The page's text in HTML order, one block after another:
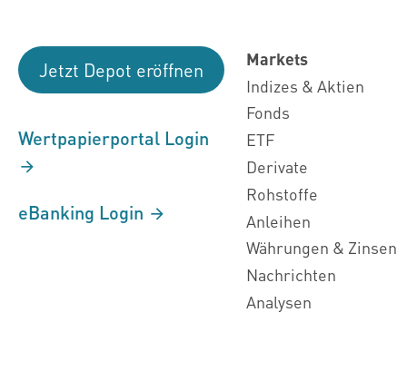
Jetzt Depot eröffnen
Wertpapierportal Login
eBanking Login
Markets
Indizes & Aktien
Fonds
ETF
Derivate
Rohstoffe
Anleihen
Währungen & Zinsen
Nachrichten
Analysen